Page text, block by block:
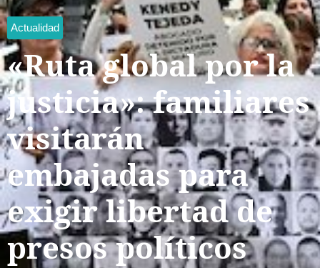
Actualidad
«Ruta global por la
justicia»: familiares
visitarán
embajadas para
exigir libertad de
presos políticos